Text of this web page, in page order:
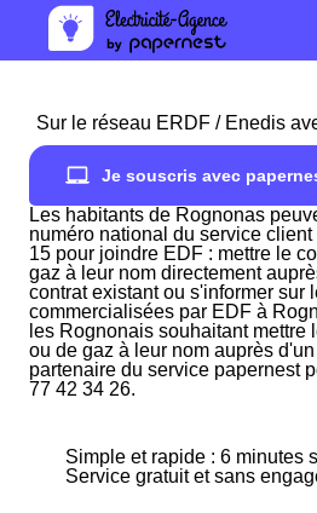
Sur le réseau ERDF / Enedis
Je souscris avec
Les habitants de Rognonas
numéro national du service
15 pour joindre EDF : mettre le
gaz à leur nom directement
contrat existant ou s'informer sur
commercialisées par EDF à
les Rognonais souhaitant mettre
ou de gaz à leur nom auprès
partenaire du service papernest
77 42 34 26.
Simple et rapide : 6 minutes
Service gratuit et sans